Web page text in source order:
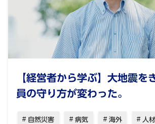
【経営者から学ぶ】大地震を
員の守り方が変わった。
自然災害 病気 海外 人